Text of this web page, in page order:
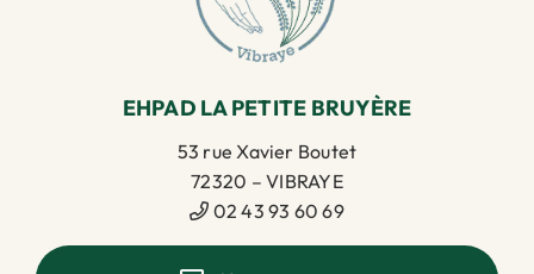
EHPAD LA PETITE BRUYÈRE
53 rue Xavier Boutet
72320 – VIBRAYE
02 43 93 60 69